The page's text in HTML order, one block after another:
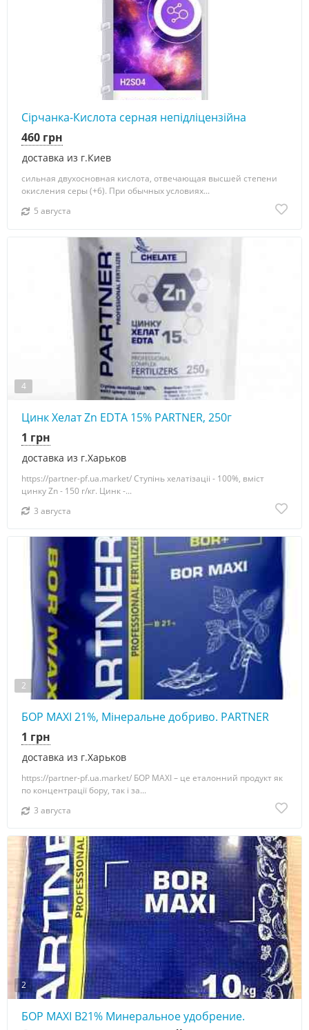
Сірчанка-Кислота серная непідліцензійна
доставка из г.Киев
460 грн
сильная двухосновная кислота, отвечающая высшей степени
окисления серы (+6). При обычных условиях...
5 августа
4
Цинк Хелат Zn EDTA 15% PARTNER, 250г
доставка из г.Харьков
1 грн
https://partner-pf.ua.market/ Ступінь хелатізаціі - 100%, вміст
цинку Zn - 150 г/кг. Цинк -...
3 августа
2
БОР MAXI 21%, Мінеральне добриво. PARTNER
доставка из г.Харьков
1 грн
https://partner-pf.ua.market/ БОР MAXI – це еталонний продукт як
по концентрації бору, так і за...
3 августа
2
БОР MAXI В21% Минеральное удобрение.